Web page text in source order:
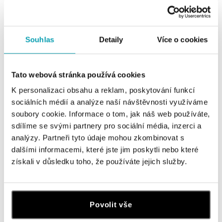
Souhlas Detaily Více o cookies
Tato webová stránka používá cookies
K personalizaci obsahu a reklam, poskytování funkcí
sociálních médií a analýze naší návštěvnosti využíváme
soubory cookie. Informace o tom, jak náš web používáte,
sdílíme se svými partnery pro sociální média, inzerci a
analýzy. Partneři tyto údaje mohou zkombinovat s
dalšími informacemi, které jste jim poskytli nebo které
získali v důsledku toho, že používáte jejich služby.
Povolit vše
Všechny Slovensko
HALADA Pařížská, Praha
tel.: +420724986111
dnes otevřeno od 11:00
HALADA Na Příkopě, Praha
Na Příkopě 16, 110 00 Praha 1
tel.: +420608028615
dnes otevřeno od 10:00
HALADA Česká, Brno